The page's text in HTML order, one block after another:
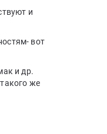
и
вот
и др.
же